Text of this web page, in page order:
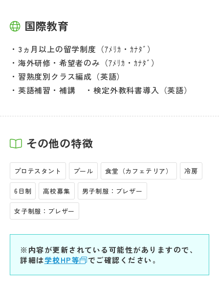
国際教育
3ヵ月以上の留学制度（ｱﾒﾘｶ・ｶﾅﾀﾞ）
海外研修・希望者のみ（ｱﾒﾘｶ・ｶﾅﾀﾞ）
習熟度別クラス編成（英語）
英語補習・補講
検定外教科書導入（英語）
その他の特徴
プロテスタント プール 食堂（カフェテリア） 冷房
6日制 高校募集 男子制服：ブレザー
女子制服：ブレザー
※内容が更新されている可能性がありますので、
詳細は学校HP等 でご確認ください。